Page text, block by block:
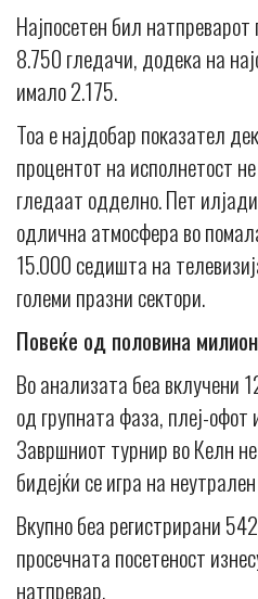
Најпосетен бил
8.750 гледачи, додека на
имало 2.175.
Тоа е најдобар показател
процентот на исполнетост
гледаат одделно. Пет
одлична атмосфера во
15.000 седишта на
големи празни сектори.
Повеќе од половина
Во анализата беа вклучени
од групната фаза, плеј-
Завршниот турнир во Келн
бидејќи се игра на
Вкупно беа регистрирани
просечната посетеност
натпревар.